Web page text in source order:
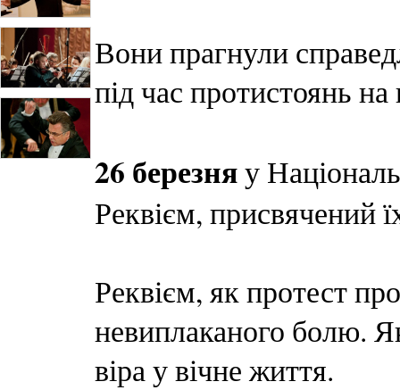
Вони прагнули
під час протистоянь
26 березняу
Реквієм, присвячений
Реквієм, як протест
невиплаканого болю.
віра у вічне життя.